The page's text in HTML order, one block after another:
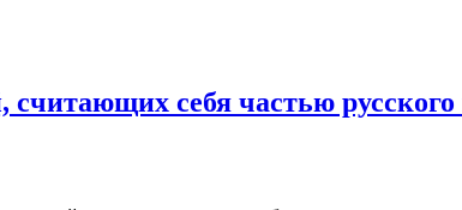
себя частью русского